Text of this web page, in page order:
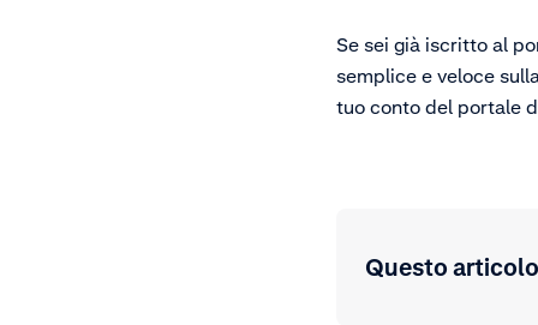
Se sei già iscritto al
semplice e veloce
tuo conto del portale
Questo